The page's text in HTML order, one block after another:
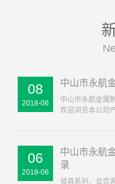
08
2018-06
中山市永航
中山市永航金属
欢迎浏览本公司
06
2018-06
中山市永航
录
锁具系列，合页